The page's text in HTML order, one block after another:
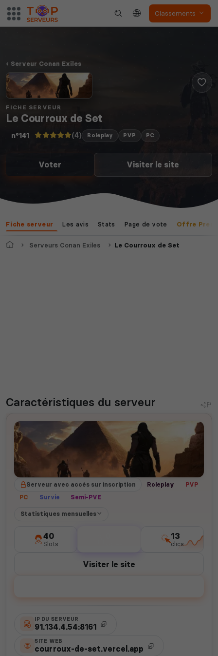
Classements
Serveur Conan Exiles
FICHE SERVEUR
Le Courroux de Set
n°141 (4) Roleplay PVP PC
Voter Visiter le site
Fiche serveur Les avis Stats Page de vote Offre
AccueilServeurs Conan Exiles Le Courroux de Set
Caractéristiques du serveur
Serveur avec accès sur inscription Roleplay
PVP
PC
Survie Semi-PVE
Statistiques mensuelles
40
Slots
13
clics
Visiter le site
IP DU SERVEUR
91.134.4.54:8161
SITE WEB
courroux-de-set.vercel.app